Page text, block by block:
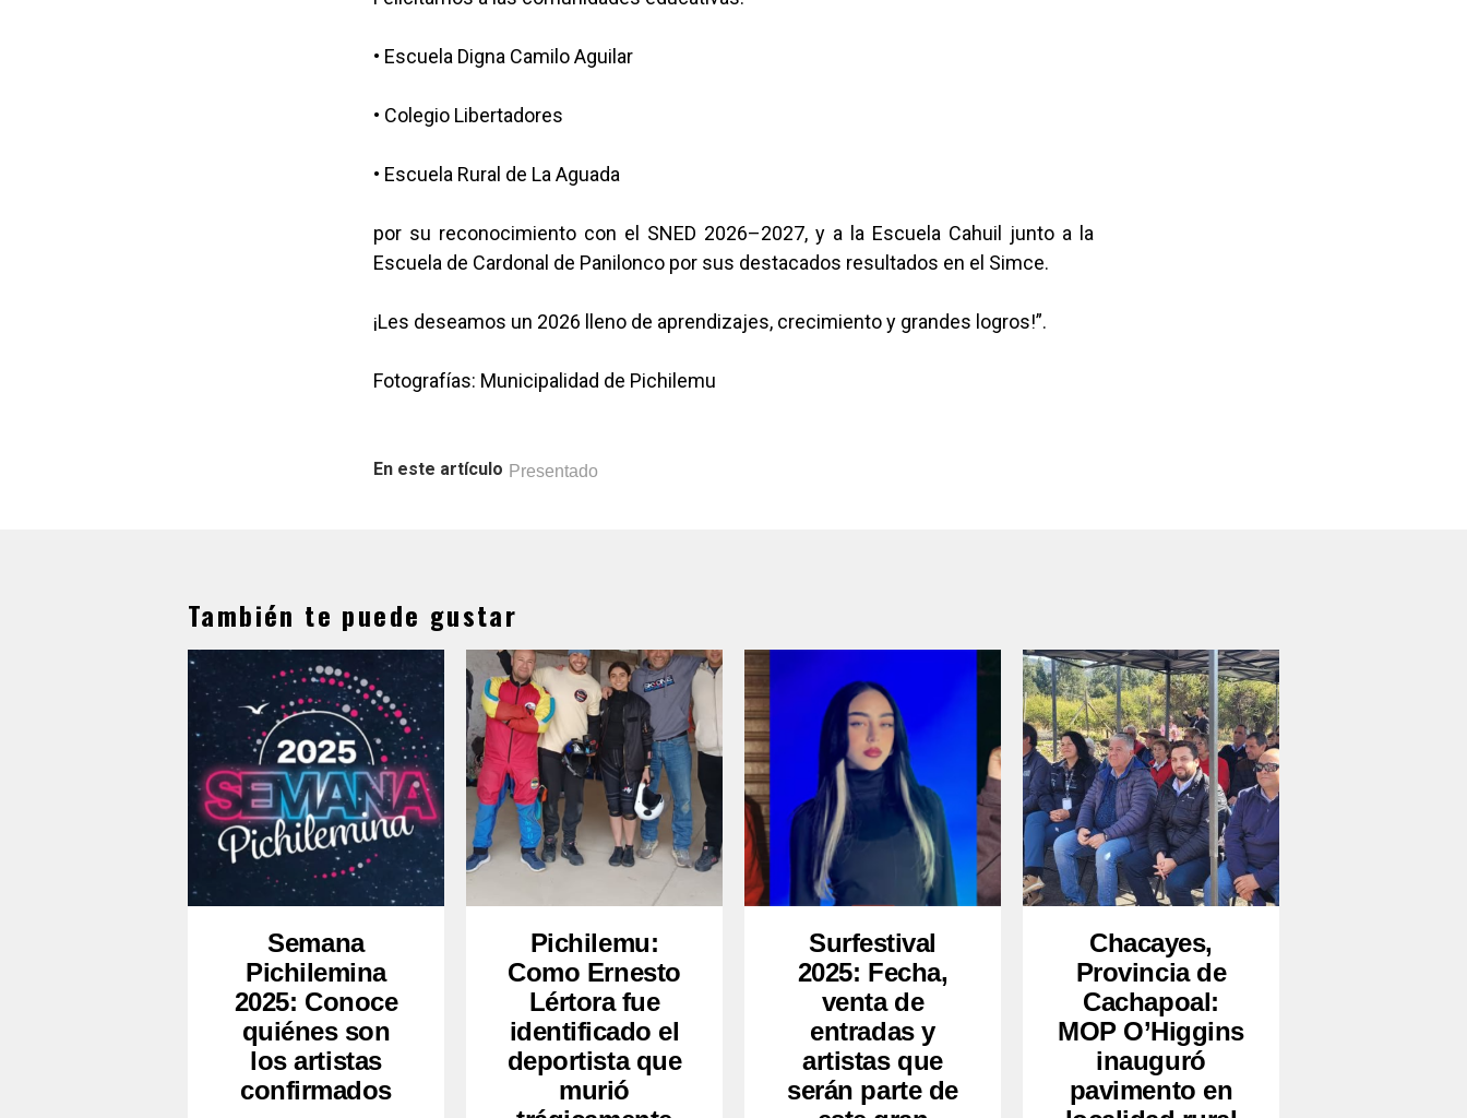
• Escuela Digna Camilo Aguilar
• Colegio Libertadores
• Escuela Rural de La Aguada
por su reconocimiento con el SNED 2026–2027, y a la Escuela Cahuil junto a la
Escuela de Cardonal de Panilonco por sus destacados resultados en el Simce.
¡Les deseamos un 2026 lleno de aprendizajes, crecimiento y grandes logros!”.
Fotografías: Municipalidad de Pichilemu
En este artículo Presentado
También te puede gustar
Semana
Pichilemina
2025: Conoce
quiénes son
los artistas
confirmados
Pichilemu:
Como Ernesto
Lértora fue
identificado el
deportista que
murió
Surfestival
2025: Fecha,
venta de
entradas y
artistas que
serán parte de
Chacayes,
Provincia de
Cachapoal:
MOP O’Higgins
inauguró
pavimento en